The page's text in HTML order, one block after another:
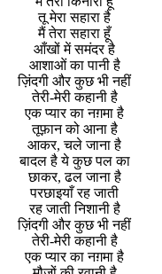
तू मेरा सहारा है
मैं तेरा सहारा हूँ
आँखों में समंदर है
आशाओं का पानी है
ज़िंदगी और कुछ भी नहीं
तेरी-मेरी कहानी है
एक प्यार का नग़मा है
तूफ़ान को आना है
आकर, चले जाना है
बादल है ये कुछ पल का
छाकर, ढल जाना है
परछाइयाँ रह जाती
रह जाती निशानी है
ज़िंदगी और कुछ भी नहीं
तेरी-मेरी कहानी है
एक प्यार का नग़मा है